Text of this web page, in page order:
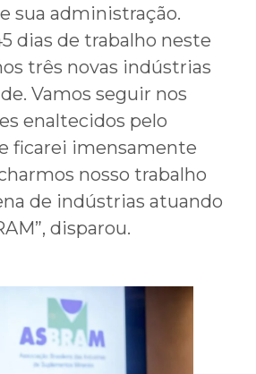
sua administração.
dias de trabalho neste
três novas indústrias
Vamos seguir nos
enaltecidos pelo
ficarei imensamente
nosso trabalho
de indústrias atuando
disparou.